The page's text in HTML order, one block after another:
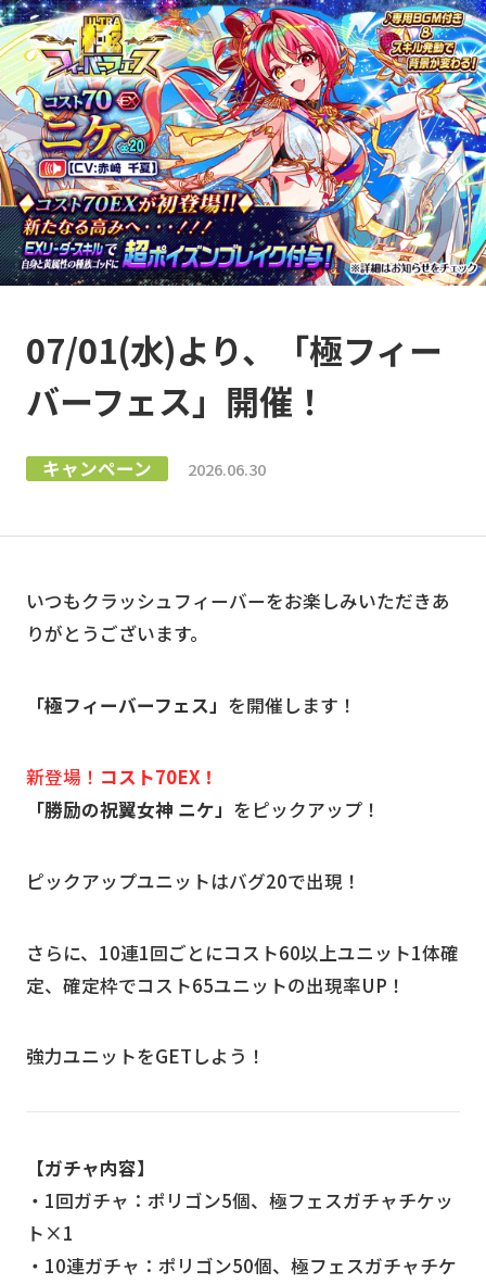
07/01(水)より、「極フィー
バーフェス」開催！
キャンペーン 2026.06.30
いつもクラッシュフィーバーをお楽しみいただきあ
りがとうございます。
「極フィーバーフェス」 を開催します！
新登場！ コスト70EX！
「勝励の祝翼女神 ニケ」 をピックアップ！
ピックアップユニットはバグ20で出現！
さらに、10連1回ごとにコスト60以上ユニット1体確
定、確定枠でコスト65ユニットの出現率UP！
強力ユニットをGETしよう！
【ガチャ内容】
・1回ガチャ：ポリゴン5個、極フェスガチャチケッ
ト×1
・10連ガチャ：ポリゴン50個、極フェスガチャチケ